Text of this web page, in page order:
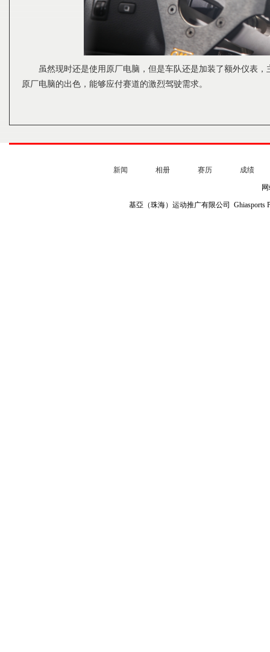
虽然现时还是使用原厂电脑，但是车队还是加装了额外仪表
原厂电脑的出色，能够应付赛道的激烈驾驶需求。
新闻 相册 赛历 成绩
基亞（珠海）运动推广有限公司 Ghiasports